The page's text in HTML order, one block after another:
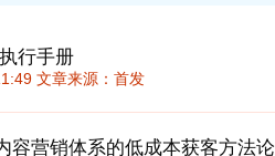
行手册
文章来源：首发
容营销体系的低成本获客方法论